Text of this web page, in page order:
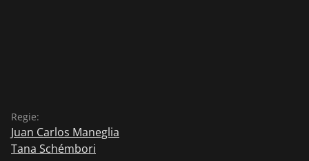
Regie:
Juan Carlos Maneglia
Tana Schémbori